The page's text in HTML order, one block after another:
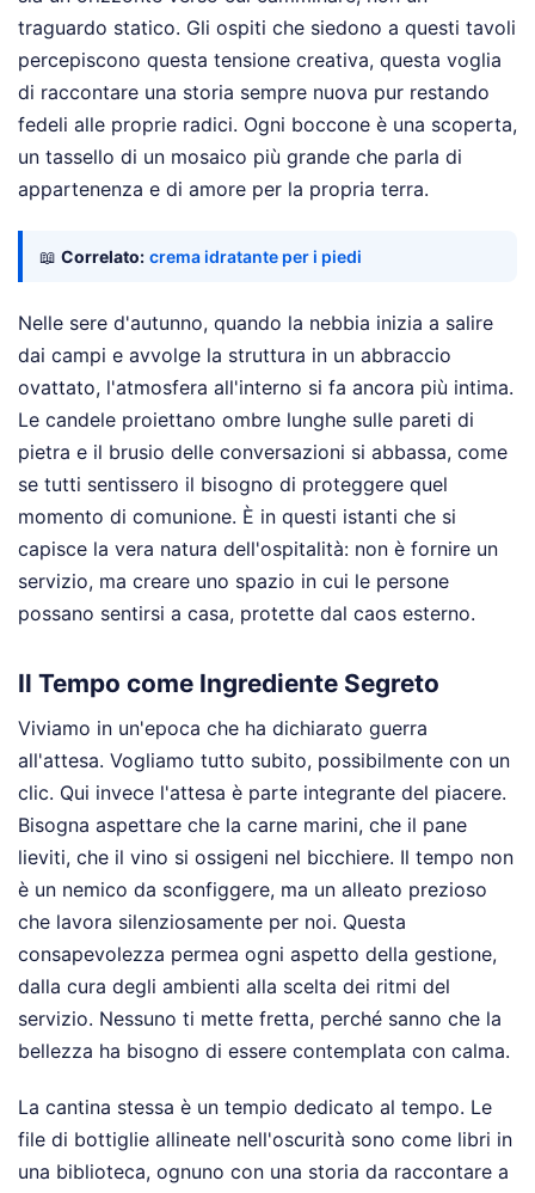
traguardo statico. Gli ospiti che siedono a questi tavoli
percepiscono questa tensione creativa, questa voglia
di raccontare una storia sempre nuova pur restando
fedeli alle proprie radici. Ogni boccone è una scoperta,
un tassello di un mosaico più grande che parla di
appartenenza e di amore per la propria terra.
📖 Correlato: crema idratante per i piedi
Nelle sere d'autunno, quando la nebbia inizia a salire
dai campi e avvolge la struttura in un abbraccio
ovattato, l'atmosfera all'interno si fa ancora più intima.
Le candele proiettano ombre lunghe sulle pareti di
pietra e il brusio delle conversazioni si abbassa, come
se tutti sentissero il bisogno di proteggere quel
momento di comunione. È in questi istanti che si
capisce la vera natura dell'ospitalità: non è fornire un
servizio, ma creare uno spazio in cui le persone
possano sentirsi a casa, protette dal caos esterno.
Il Tempo come Ingrediente Segreto
Viviamo in un'epoca che ha dichiarato guerra
all'attesa. Vogliamo tutto subito, possibilmente con un
clic. Qui invece l'attesa è parte integrante del piacere.
Bisogna aspettare che la carne marini, che il pane
lieviti, che il vino si ossigeni nel bicchiere. Il tempo non
è un nemico da sconfiggere, ma un alleato prezioso
che lavora silenziosamente per noi. Questa
consapevolezza permea ogni aspetto della gestione,
dalla cura degli ambienti alla scelta dei ritmi del
servizio. Nessuno ti mette fretta, perché sanno che la
bellezza ha bisogno di essere contemplata con calma.
La cantina stessa è un tempio dedicato al tempo. Le
file di bottiglie allineate nell'oscurità sono come libri in
una biblioteca, ognuno con una storia da raccontare a